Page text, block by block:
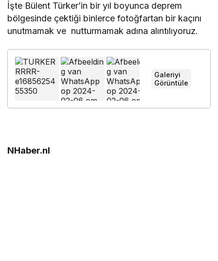
İşte Bülent Türker’in bir yıl boyunca deprem
bölgesinde çektiği binlerce fotoğfartan bir kaçını
unutmamak ve nutturmamak adına alıntılıyoruz.
Galeriyi
Görüntüle
NHaber.nl